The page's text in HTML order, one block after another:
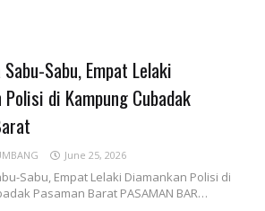
Sabu, Empat Lelaki
Polisi di Kampung Cubadak
June 25, 2026
Sabu, Empat Lelaki Diamankan Polisi di
Pasaman Barat PASAMAN BAR…